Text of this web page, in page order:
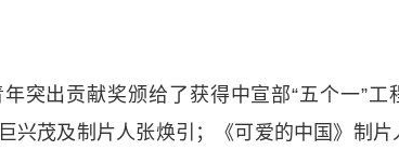
突出贡献奖颁给了获得中宣部“五个一”工
兴茂及制片人张焕引；《可爱的中国》制片